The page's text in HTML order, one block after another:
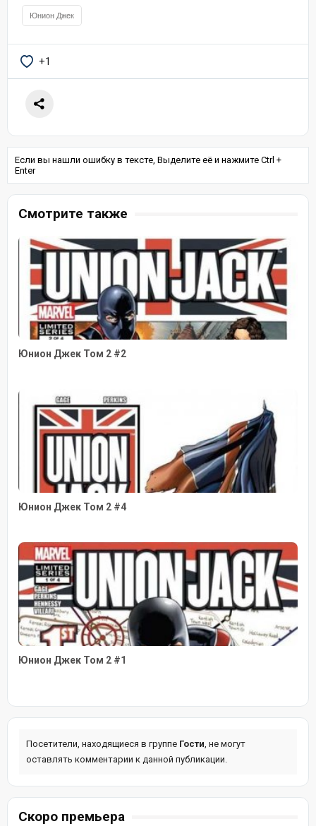
Юнион Джек
+1
Если вы нашли ошибку в тексте, Выделите её и нажмите Ctrl +
Enter
Смотрите также
Юнион Джек Том 2 #2
Юнион Джек Том 2 #4
Юнион Джек Том 2 #1
Посетители, находящиеся в группе Гости, не могут
оставлять комментарии к данной публикации.
Скоро премьера